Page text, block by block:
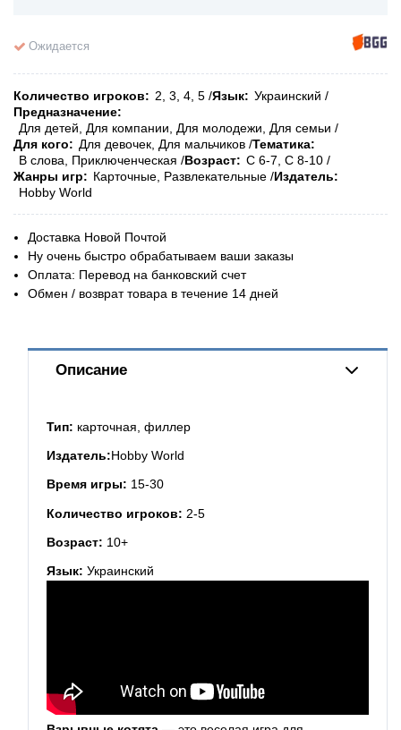
Ожидается
Количество игроков 2, 3, 4, 5 Язык
Украинский
Предназначение
Для детей, Для компании, Для молодежи, Для семьи
Для кого
Для девочек, Для мальчиков Тематика
В слова, Приключенческая Возраст
С 6-7, С 8-10
Жанры игр
Карточные, Развлекательные Издатель
Hobby World
Доставка Новой Почтой
Ну очень быстро обрабатываем ваши заказы
Оплата: Перевод на банковский счет
Обмен / возврат товара в течение 14 дней
Описание
Тип: карточная, филлер
Издатель:Hobby World
Время игры: 15-30
Количество игроков: 2-5
Возраст: 10+
Язык: Украинский